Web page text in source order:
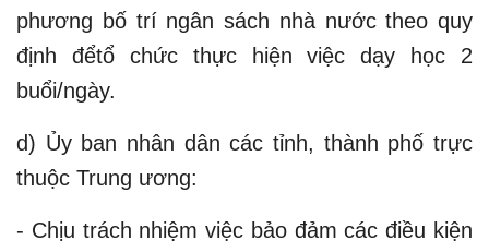
phương bố trí ngân sách nhà nước theo quy
định đểtổ chức thực hiện việc dạy học 2
buổi/ngày.
d) Ủy ban nhân dân các tỉnh, thành phố trực
thuộc Trung ương:
- Chịu trách nhiệm việc bảo đảm các điều kiện